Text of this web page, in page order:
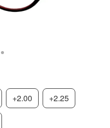
+2.00 +2.25